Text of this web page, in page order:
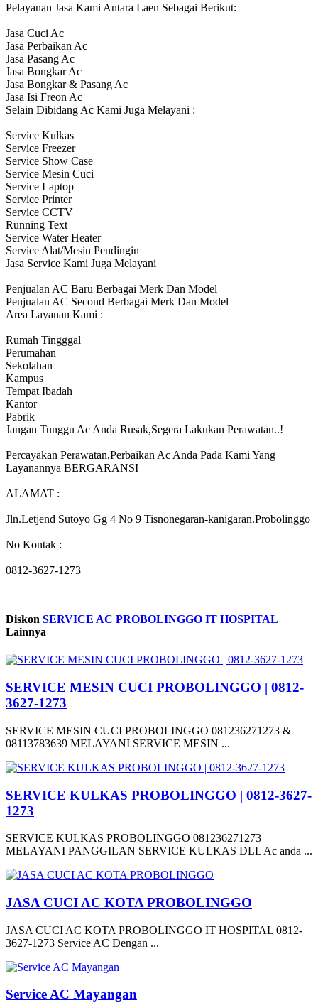
Pelayanan Jasa Kami Antara Laen Sebagai Berikut:
Jasa Cuci Ac
Jasa Perbaikan Ac
Jasa Pasang Ac
Jasa Bongkar Ac
Jasa Bongkar & Pasang Ac
Jasa Isi Freon Ac
Selain Dibidang Ac Kami Juga Melayani :
Service Kulkas
Service Freezer
Service Show Case
Service Mesin Cuci
Service Laptop
Service Printer
Service CCTV
Running Text
Service Water Heater
Service Alat/Mesin Pendingin
Jasa Service Kami Juga Melayani
Penjualan AC Baru Berbagai Merk Dan Model
Penjualan AC Second Berbagai Merk Dan Model
Area Layanan Kami :
Rumah Tingggal
Perumahan
Sekolahan
Kampus
Tempat Ibadah
Kantor
Pabrik
Jangan Tunggu Ac Anda Rusak,Segera Lakukan Perawatan..!
Percayakan Perawatan,Perbaikan Ac Anda Pada Kami Yang
Layanannya BERGARANSI
ALAMAT :
Jln.Letjend Sutoyo Gg 4 No 9 Tisnonegaran-kanigaran.Probolinggo
No Kontak :
0812-3627-1273
Diskon SERVICE AC PROBOLINGGO IT HOSPITAL
Lainnya
SERVICE MESIN CUCI PROBOLINGGO | 0812-
3627-1273
SERVICE MESIN CUCI PROBOLINGGO 081236271273 &
08113783639 MELAYANI SERVICE MESIN ...
SERVICE KULKAS PROBOLINGGO | 0812-3627-
1273
SERVICE KULKAS PROBOLINGGO 081236271273
MELAYANI PANGGILAN SERVICE KULKAS DLL Ac anda ...
JASA CUCI AC KOTA PROBOLINGGO
JASA CUCI AC KOTA PROBOLINGGO IT HOSPITAL 0812-
3627-1273 Service AC Dengan ...
Service AC Mayangan